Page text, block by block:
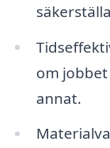
om
annat.